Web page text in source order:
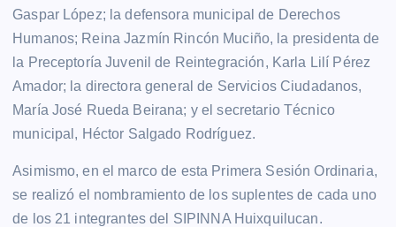
Gaspar López; la defensora municipal de Derechos
Humanos; Reina Jazmín Rincón Muciño, la presidenta de
la Preceptoría Juvenil de Reintegración, Karla Lilí Pérez
Amador; la directora general de Servicios Ciudadanos,
María José Rueda Beirana; y el secretario Técnico
municipal, Héctor Salgado Rodríguez.
Asimismo, en el marco de esta Primera Sesión Ordinaria,
se realizó el nombramiento de los suplentes de cada uno
de los 21 integrantes del SIPINNA Huixquilucan.